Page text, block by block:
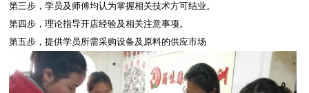
第三步，学员及师傅均认为掌握相关技术方可结业。
第四步，理论指导开店经验及相关注意事项。
第五步，提供学员所需采购设备及原料的供应市场